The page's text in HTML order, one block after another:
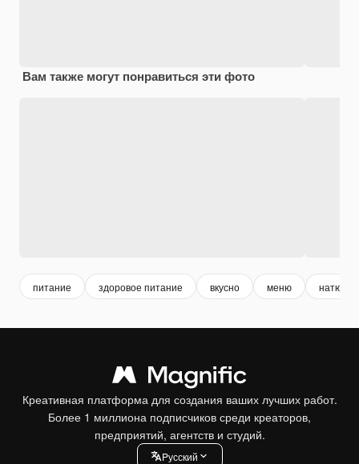
Вам также могут понравиться эти фото
питание здоровое питание вкусно меню
Креативная платформа для создания ваших лучших работ.
Более 1 миллиона подписчиков среди креаторов,
предприятий, агентств и студий.
Pусский